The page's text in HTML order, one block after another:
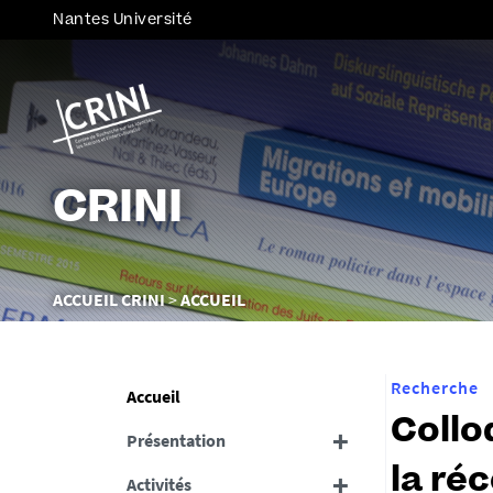
Nantes Université
CRINI
Vous
êtes
ACCUEIL CRINI ACCUEIL
Accueil
Présentation
Activités
Recherche
la